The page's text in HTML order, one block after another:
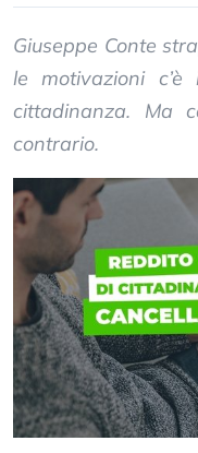
Giuseppe Conte
le motivazioni
cittadinanza. Ma
contrario.